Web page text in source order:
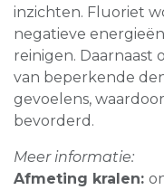
inzichten. Fluoriet
negatieve
reinigen.
van beperkende
gevoelens,
bevorderd.
Meer informatie:
Afmeting kralen: